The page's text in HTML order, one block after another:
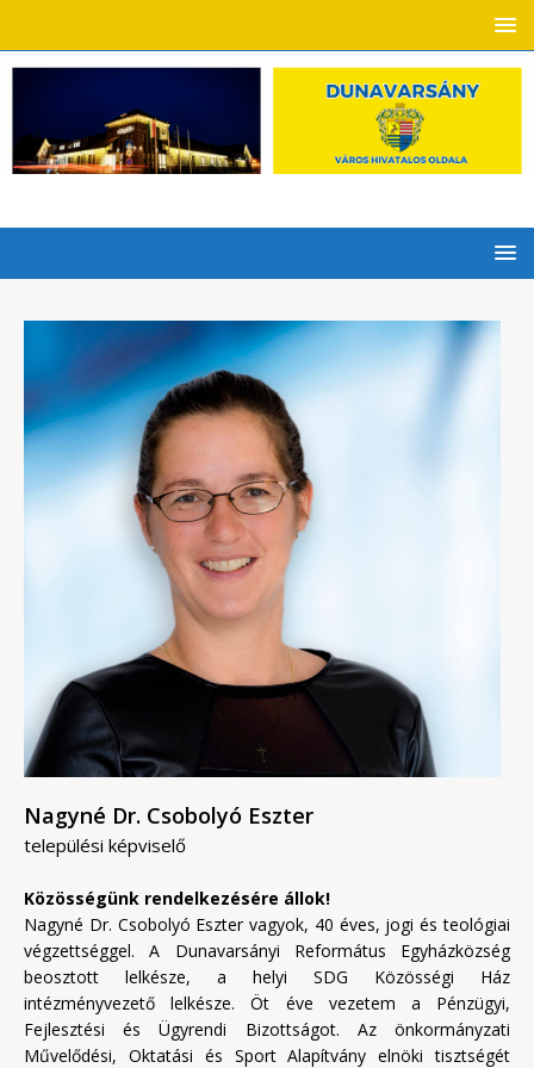
Nagyné Dr. Csobolyó Eszter
települési képviselő
Közösségünk rendelkezésére állok!
Nagyné Dr. Csobolyó Eszter vagyok, 40 éves, jogi és teológiai
végzettséggel. A Dunavarsányi Református Egyházközség
beosztott lelkésze, a helyi SDG Közösségi Ház
intézményvezető lelkésze. Öt éve vezetem a Pénzügyi,
Fejlesztési és Ügyrendi Bizottságot. Az önkormányzati
Művelődési, Oktatási és Sport Alapítvány elnöki tisztségét